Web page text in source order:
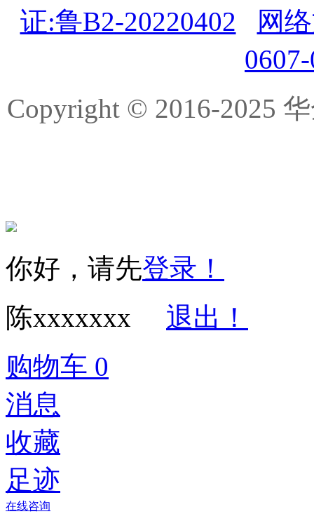
证:鲁B2-20220402
网
Copyright © 2016-2025
你好，请先登录！
陈xxxxxxx
退出！
购物车 0
消息
收藏
足迹
在线咨询